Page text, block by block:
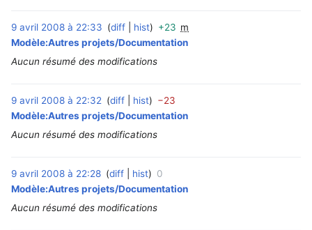
9 avril 2008 à 22:33 diff hist +23 m
Modèle:Autres projets/Documentation
Aucun résumé des modifications
9 avril 2008 à 22:32 diff hist −23
Modèle:Autres projets/Documentation
Aucun résumé des modifications
9 avril 2008 à 22:28 diff hist 0
Modèle:Autres projets/Documentation
Aucun résumé des modifications